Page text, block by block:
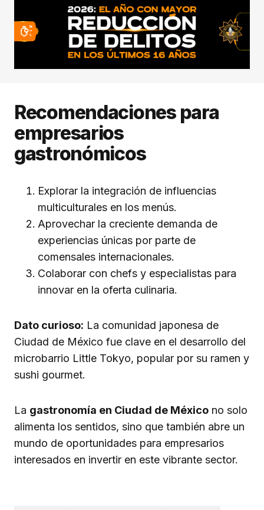
Recomendaciones para
empresarios
gastronómicos
Explorar la integración de influencias
multiculturales en los menús.
Aprovechar la creciente demanda de
experiencias únicas por parte de
comensales internacionales.
Colaborar con chefs y especialistas para
innovar en la oferta culinaria.
Dato curioso: La comunidad japonesa de
Ciudad de México fue clave en el desarrollo del
microbarrio Little Tokyo, popular por su ramen y
sushi gourmet.
La gastronomía en Ciudad de México no solo
alimenta los sentidos, sino que también abre un
mundo de oportunidades para empresarios
interesados en invertir en este vibrante sector.